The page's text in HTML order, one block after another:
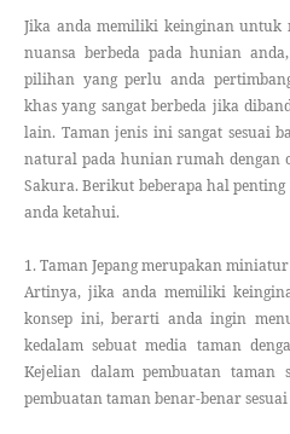
Jika anda memiliki keinginan untuk
nuansa berbeda pada hunian
pilihan yang perlu anda
khas yang sangat berbeda jika
lain. Taman jenis ini sangat sesuai
natural pada hunian rumah dengan
Sakura. Berikut beberapa hal
anda ketahui.
1. Taman Jepang merupakan
Artinya, jika anda memiliki
konsep ini, berarti anda ingin
kedalam sebuat media taman
Kejelian dalam pembuatan
pembuatan taman benar-benar